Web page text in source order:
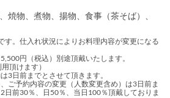
焼物、煮物、揚物、食事（茶そば）、
す。仕入れ状況によりお料理内容が変更になる
円（税込）別途頂戴いたします。
頂けます）
3日前までとさせて頂きます。
ご予約内容の変更（人数変更含め）は3日前ま
日前30％、日50％、当日100％頂戴しておりま